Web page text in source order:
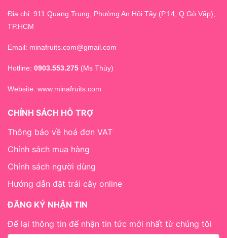
Địa chỉ: 911 Quang Trung, Phường An Hội Tây (P.14, Q.Gò Vấp),
TP.HCM
Email: minafruits.com@gmail.com
Hotline: 0903.553.275 (Ms Thùy)
Website: www.minafruits.com
CHÍNH SÁCH HỖ TRỢ
Thông báo về hoá đơn VAT
Chính sách mua hàng
Chính sách người dùng
Hướng dẫn đặt trái cây online
ĐĂNG KÝ NHẬN TIN
Để lại thông tin để nhận tin tức mới nhất từ chúng tôi